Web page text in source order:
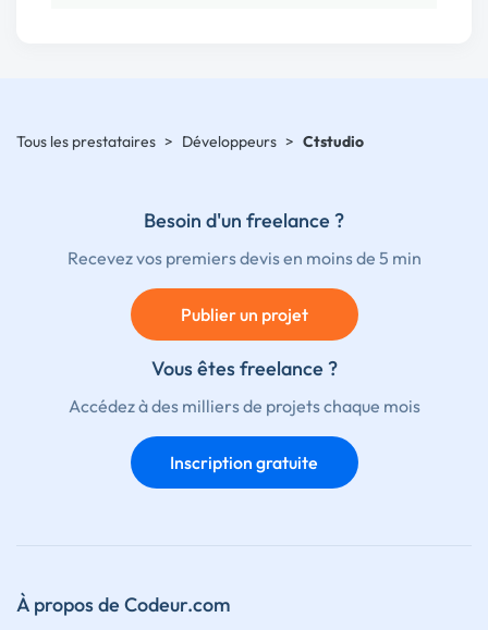
Tous les prestataires > Développeurs > Ctstudio
Besoin d'un freelance ?
Recevez vos premiers devis en moins de 5 min
Publier un projet
Vous êtes freelance ?
Accédez à des milliers de projets chaque mois
Inscription gratuite
À propos de Codeur.com